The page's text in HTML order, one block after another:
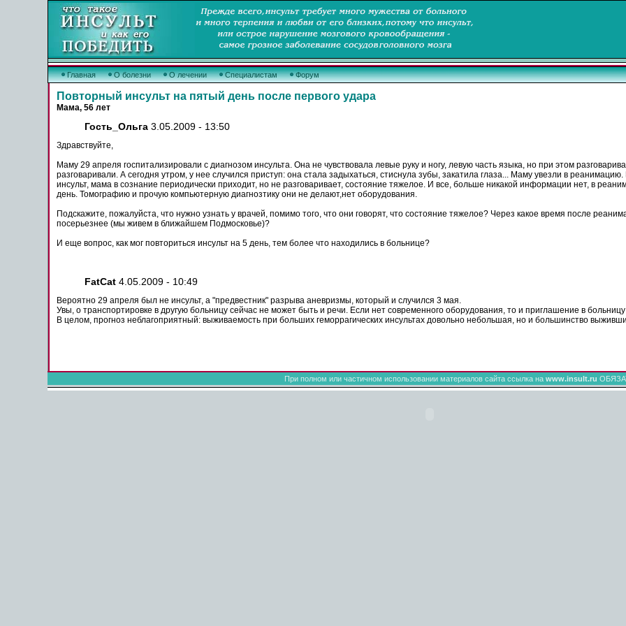
Главная О болезни О лечении Специалистам Форум
Повторный инсульт на пятый день после первого удара
Мама, 56 лет
Гость_Ольга3.05.2009 - 13:50
Здравствуйте,
Маму 29 апреля госпитализировали с диагнозом инсульта. Она не чувствовала левые руку и ногу, левую часть языка, но при этом
разговаривали. А сегодня утром, у нее случился приступ: она стала задыхаться, стиснула зубы, закатила глаза... Маму увезли в реанимацию.
инсульт, мама в сознание периодически приходит, но не разговаривает, состояние тяжелое. И все, больше никакой информации нет, в
день. Томографию и прочую компьютерную диагнозтику они не делают,нет оборудования.
Подскажите, пожалуйста, что нужно узнать у врачей, помимо того, что они говорят, что состояние тяжелое? Через какое время после
посерьезнее (мы живем в ближайшем Подмосковье)?
И еще вопрос, как мог повториться инсультна 5 день, тем более что находились в больнице?
FatCat4.05.2009 - 10:49
Вероятно 29 апреля был не инсульт, а "предвестник" разрыва аневризмы, который и случился 3 мая.
Увы, о транспортировке в другую больницу сейчас не можетбыть и речи. Если нет современного оборудования, то и приглашение в
В целом, прогноз неблагоприятный: выживаемостьпри больших геморрагических инсультахдовольно небольшая, но и большинство
При полном или частичном использовании материалов сайта ссылка на www.insult.ru